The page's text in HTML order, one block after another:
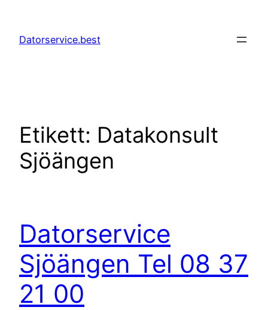
innehåll
Datorservice.best
Etikett: Datakonsult
Sjöängen
Datorservice
Sjöängen Tel 08 37
21 00